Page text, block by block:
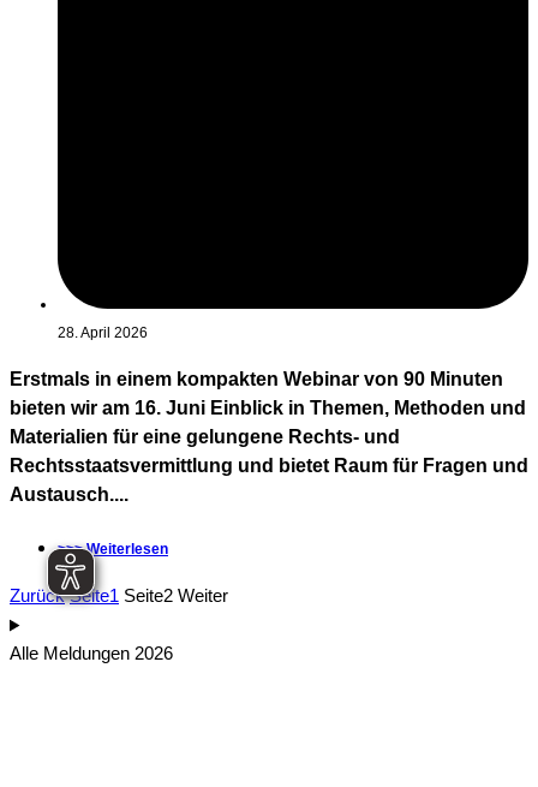
28. April 2026
Erstmals in einem kompakten Webinar von 90 Minuten
bieten wir am 16. Juni Einblick in Themen, Methoden und
Materialien für eine gelungene Rechts- und
Rechtsstaatsvermittlung und bietet Raum für Fragen und
Austausch....
>>> Weiterlesen
Zurück Seite1 Seite2 Weiter
Alle Meldungen 2026